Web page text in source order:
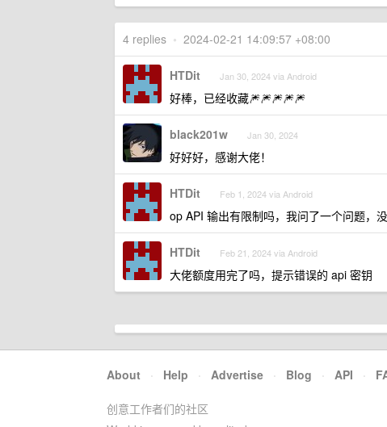
4 replies • 2024-02-21 14:09:57 +08:00
HTDit Jan 30, 2024 via Android
好棒，已经收藏🎆🎆🎆🎆🎆
black201w Jan 30, 2024
好好好，感谢大佬！
HTDit Feb 1, 2024 via Android
op API 输出有限制吗，我问了一个问题，
HTDit Feb 21, 2024 via Android
大佬额度用完了吗，提示错误的 api 密钥
About · Help · Advertise · Blog · API ·
创意工作者们的社区